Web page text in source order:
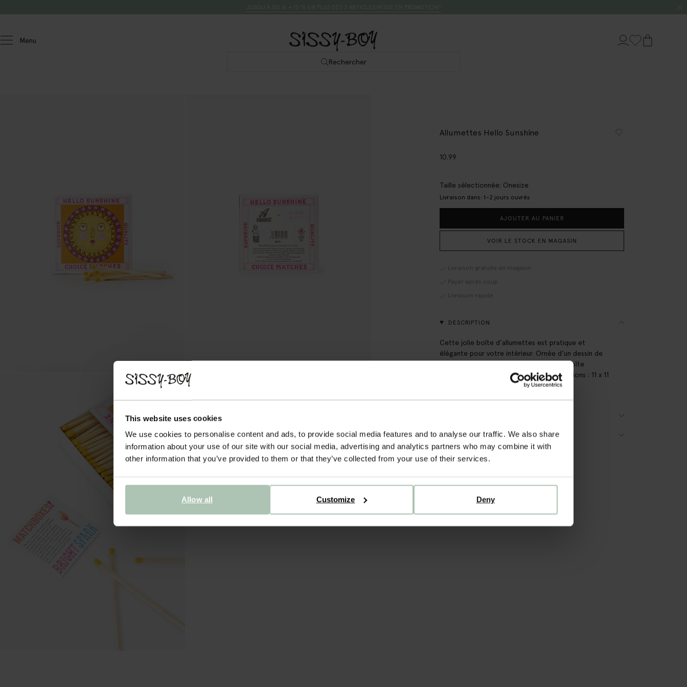
This website uses cookies
We use cookies to personalise content and ads, to provide social media features and to analyse our traffic. We also share
information about your use of our site with our social media, advertising and analytics partners who may combine it with
other information that you’ve provided to them or that they’ve collected from your use of their services.
Deny
Customize
Allow all
Menu
Rechercher
Allumettes Hello Sunshine
10.99
Taille sélectionnée: Onesize
Livraison dans: 1–2 jours ouvrés
AJOUTER AU PANIER
VOIR LE STOCK EN MAGASIN
Livraison gratuite en magasin
Payer après coup
Livraison rapide
DESCRIPTION
Cette jolie boîte d’allumettes est pratique et
élégante pour votre intérieur. Ornée d’un dessin de
soleil et du texte « Hello Sunshine », la boîte
contient 125 allumettes de 10 cm. Dimensions : 11 x 11
LIVRAISON & RETOURS